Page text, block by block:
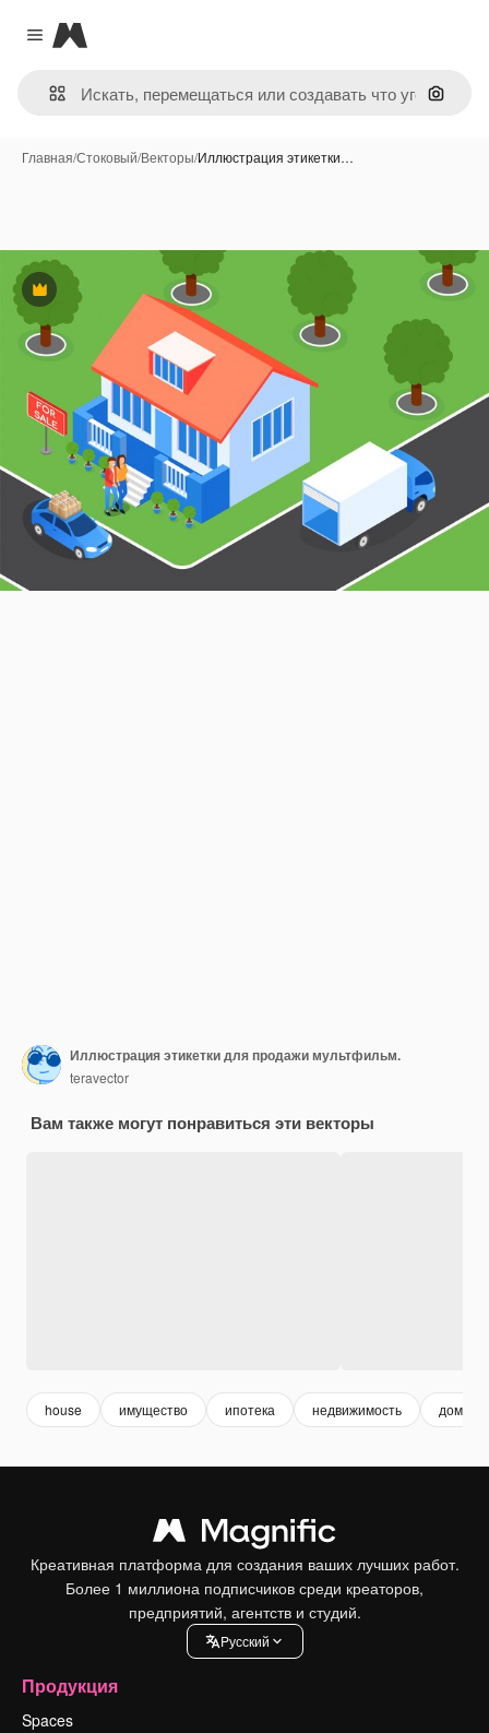
Close menu
Magnific
Поиск
Главная/Стоковый/Векторы/Иллюстрация этикетки…
Премиум
Иллюстрация этикетки для продажи мультфильм.
teravector
Вам также могут понравиться эти векторы
house имущество ипотека недвижимость дом
Креативная платформа для создания ваших лучших работ.
Более 1 миллиона подписчиков среди креаторов,
предприятий, агентств и студий.
Pусский
Продукция
Spaces